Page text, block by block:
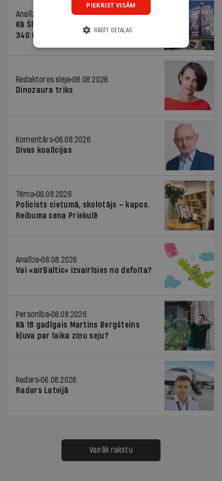
Analīze
06.08.2026.
Kā Šlesera partija palika nesodīta par
340 000 vērtu reklāmas kampaņu
Redaktores sleja 06.08.2026.
Dinozaura triks
Komentārs 06.08.2026.
Divas koalīcijas
Tēma 06.08.2026.
Policists cietumā, skolotājs – kapos.
Reibuma cena Priekulē
Analīze 06.08.2026.
Vai «airBaltic» izvairīsies no defolta?
Personība 06.08.2026.
Kā 18 gadīgais Martins Bergšteins
kļuva par laika ziņu seju?
Radars 06.08.2026.
Radars Latvijā
Vairāk rakstu
PIEKRIST VISĀM
RĀDĪT DETAĻAS